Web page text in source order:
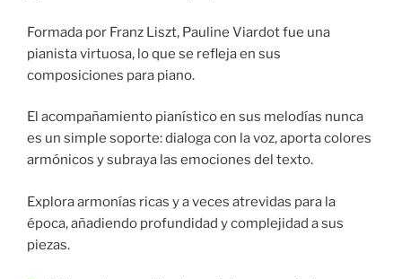
Formada por Franz Liszt, Pauline Viardot fue una
pianista virtuosa, lo que se refleja en sus
composiciones para piano.
El acompañamiento pianístico en sus melodías nunca
es un simple soporte: dialoga con la voz, aporta colores
armónicos y subraya las emociones del texto.
Explora armonías ricas y a veces atrevidas para la
época, añadiendo profundidad y complejidad a sus
piezas.